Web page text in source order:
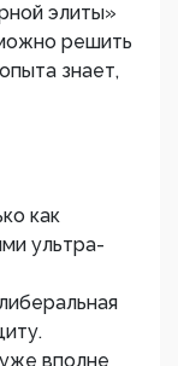
элиты»
решить
знает,
как
ультра-
вполне